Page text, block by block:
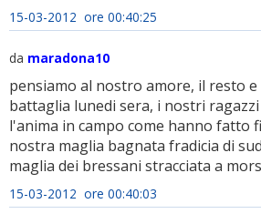
15-03-2012 ore 00:40:25
da maradona10
pensiamo al nostro amore, il resto
battaglia lunedi sera, i nostri
l'anima in campo come hanno fatto
nostra maglia bagnata fradicia di
maglia dei bressani stracciata a
15-03-2012 ore 00:40:03